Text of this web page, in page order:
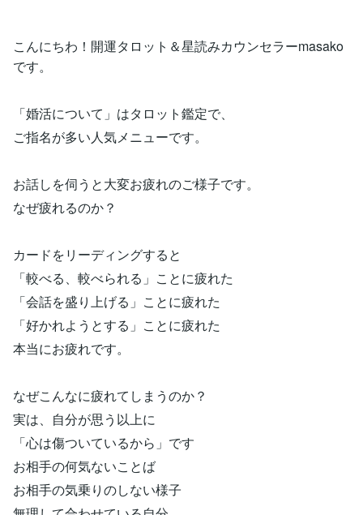
こんにちわ！開運タロット＆星読みカウンセラーmasako
です。
「婚活について」はタロット鑑定で、
ご指名が多い人気メニューです。
お話しを伺うと大変お疲れのご様子です。
なぜ疲れるのか？
カードをリーディングすると
「較べる、較べられる」ことに疲れた
「会話を盛り上げる」ことに疲れた
「好かれようとする」ことに疲れた
本当にお疲れです。
なぜこんなに疲れてしまうのか？
実は、自分が思う以上に
「心は傷ついているから」です
お相手の何気ないことば
お相手の気乗りのしない様子